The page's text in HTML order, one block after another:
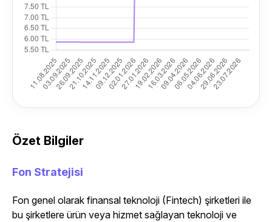
Özet Bilgiler
Fon Stratejisi
Fon genel olarak finansal teknoloji (Fintech) şirketleri ile
bu şirketlere ürün veya hizmet sağlayan teknoloji ve